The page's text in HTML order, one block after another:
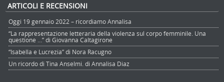
ARTICOLI E RECENSIONI
Oggi 19 gennaio 2022 – ricordiamo Annalisa
“La rappresentazione letteraria della violenza sul corpo femminile. Una
questione …” di Giovanna Caltagirone
“Isabella e Lucrezia” di Nora Racugno
Un ricordo di Tina Anselmi. di Annalisa Diaz